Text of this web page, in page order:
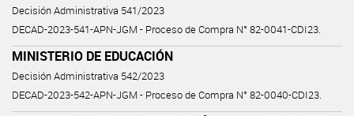
Decisión Administrativa 541/2023
DECAD-2023-541-APN-JGM - Proceso de Compra N° 82-0041-CDI23.
MINISTERIO DE EDUCACIÓN
Decisión Administrativa 542/2023
DECAD-2023-542-APN-JGM - Proceso de Compra N° 82-0040-CDI23.